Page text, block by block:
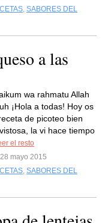
, SABORES DEL
a las
wa rahmatu Allah
¡Hola a todas! Hoy os
de picoteo bien
la vi hace tiempo
el resto
mayo 2015
, SABORES DEL